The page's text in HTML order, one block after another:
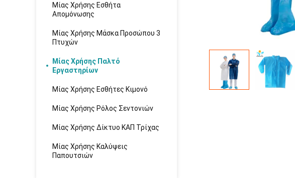
Μίας Χρήσης Εσθήτα
Απομόνωσης
Μίας Χρήσης Μάσκα Προσώπου 3
Πτυχών
Μίας Χρήσης Παλτό
Εργαστηρίων
Μίας Χρήσης Εσθήτες Κιμονό
Μίας Χρήσης Ρόλος Σεντονιών
Μίας Χρήσης Δίκτυο ΚΑΠ Τρίχας
Μίας Χρήσης Καλύψεις
Παπουτσιών